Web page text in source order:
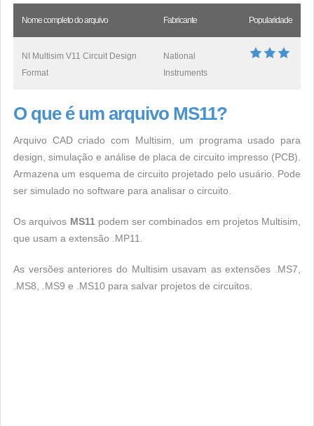
Nome completo do arquivo Fabricante Popularidade
NI Multisim V11 Circuit Design
Format
National
Instruments
O que é um arquivo MS11?
Arquivo CAD criado com Multisim, um programa usado para
design, simulação e análise de placa de circuito impresso (PCB).
Armazena um esquema de circuito projetado pelo usuário. Pode
ser simulado no software para analisar o circuito.
Os arquivos MS11 podem ser combinados em projetos Multisim,
que usam a extensão .MP11.
As versões anteriores do Multisim usavam as extensões .MS7,
.MS8, .MS9 e .MS10 para salvar projetos de circuitos.